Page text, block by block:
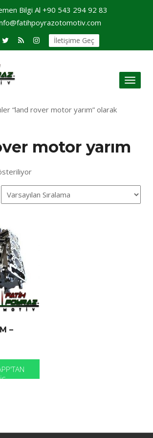
Bilgi Al +90 543 294 92 83
İletişime Geç
Toggle
“land rover motor yarım” olarak
motor yarım
–